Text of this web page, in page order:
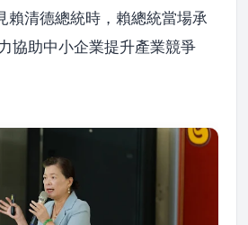
賴清德總統時，賴總統當場承
協助中小企業提升產業競爭